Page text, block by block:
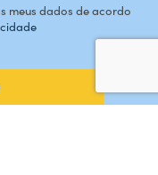
meus dados de acordo